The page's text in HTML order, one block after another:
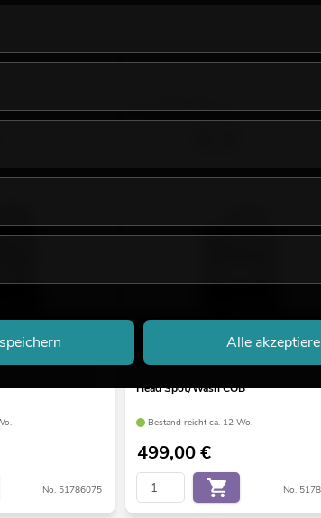
No. 51786075
Head Spot/Wash COB
Bestand reicht ca. 12 Wo.
499,00€
No.
Alle